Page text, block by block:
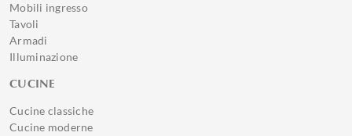
Mobili ingresso
Tavoli
Armadi
Illuminazione
CUCINE
Cucine classiche
Cucine moderne